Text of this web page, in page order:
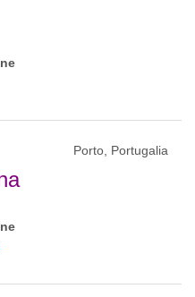
Porto, Portugalia